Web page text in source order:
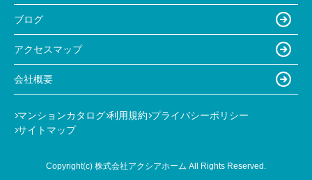
ブログ
アクセスマップ
会社概要
マンションカタログ 利用規約 プライバシーポリシー
サイトマップ
Copyright(c) 株式会社アクシアホーム All Rights Reserved.